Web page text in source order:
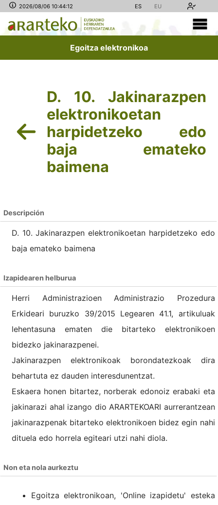
2026/08/06 10:44:12 ES EU
Egoitza elektronikoa
D. 10. Jakinarazpen
elektronikoetan
harpidetzeko edo
baja emateko
baimena
Descripción
D. 10. Jakinarazpen elektronikoetan harpidetzeko edo
baja emateko baimena
Izapidearen helburua
Herri Administrazioen Administrazio Prozedura
Erkideari buruzko 39/2015 Legearen 41.1, artikuluak
lehentasuna ematen die bitarteko elektronikoen
bidezko jakinarazpenei.
Jakinarazpen elektronikoak borondatezkoak dira
behartuta ez dauden interesdunentzat.
Eskaera honen bitartez, norberak edonoiz erabaki eta
jakinarazi ahal izango dio ARARTEKOARI aurrerantzean
jakinarazpenak bitarteko elektronikoen bidez egin nahi
dituela edo horrela egiteari utzi nahi diola.
Non eta nola aurkeztu
Egoitza elektronikoan, 'Online izapidetu' esteka